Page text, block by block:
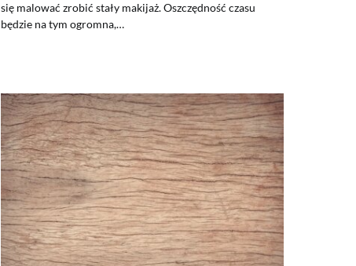
się malować zrobić stały makijaż. Oszczędność czasu
będzie na tym ogromna,…